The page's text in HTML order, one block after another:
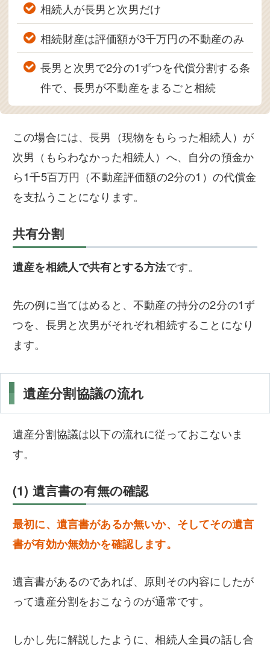
相続人が長男と次男だけ
相続財産は評価額が3千万円の不動産のみ
長男と次男で2分の1ずつを代償分割する条
件で、長男が不動産をまるごと相続
この場合には、長男（現物をもらった相続人）が
次男（もらわなかった相続人）へ、自分の預金か
ら1千5百万円（不動産評価額の2分の1）の代償金
を支払うことになります。
共有分割
遺産を相続人で共有とする方法です。
先の例に当てはめると、不動産の持分の2分の1ず
つを、長男と次男がそれぞれ相続することになり
ます。
遺産分割協議の流れ
遺産分割協議は以下の流れに従っておこないま
す。
(1) 遺言書の有無の確認
最初に、遺言書があるか無いか、そしてその遺言
書が有効か無効かを確認します。
遺言書があるのであれば、原則その内容にしたが
って遺産分割をおこなうのが通常です。
しかし先に解説したように、相続人全員の話し合